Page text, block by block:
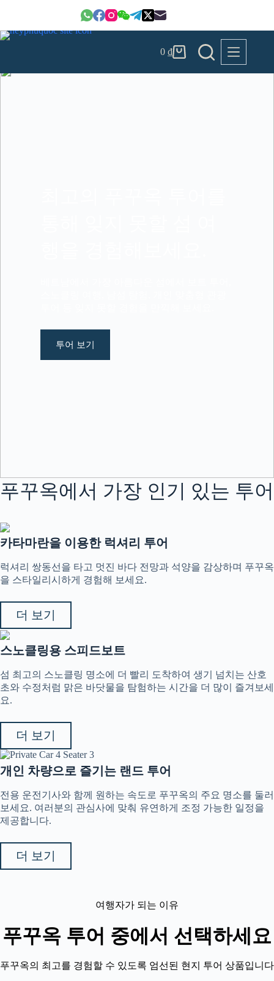
으
로
장
0₫
투어 보기
푸꾸옥에서 가장 인기 있는 투어
카타마란을 이용한 럭셔리 투어
럭셔리 쌍동선을 타고 멋진 바다 전망과 석양을 감상하며 푸꾸옥
을 스타일리시하게 경험해 보세요.
더 보기
스노클링용 스피드보트
섬 최고의 스노클링 명소에 더 빨리 도착하여 생기 넘치는 산호
초와 수정처럼 맑은 바닷물을 탐험하는 시간을 더 많이 즐겨보세
요.
더 보기
개인 차량으로 즐기는 랜드 투어
전용 운전기사와 함께 원하는 속도로 푸꾸옥의 주요 명소를 둘러
보세요. 여러분의 관심사에 맞춰 유연하게 조정 가능한 일정을
제공합니다.
더 보기
여행자가 되는 이유
푸꾸옥 투어 중에서 선택하세요
푸꾸옥의 최고를 경험할 수 있도록 엄선된 현지 투어 상품입니다